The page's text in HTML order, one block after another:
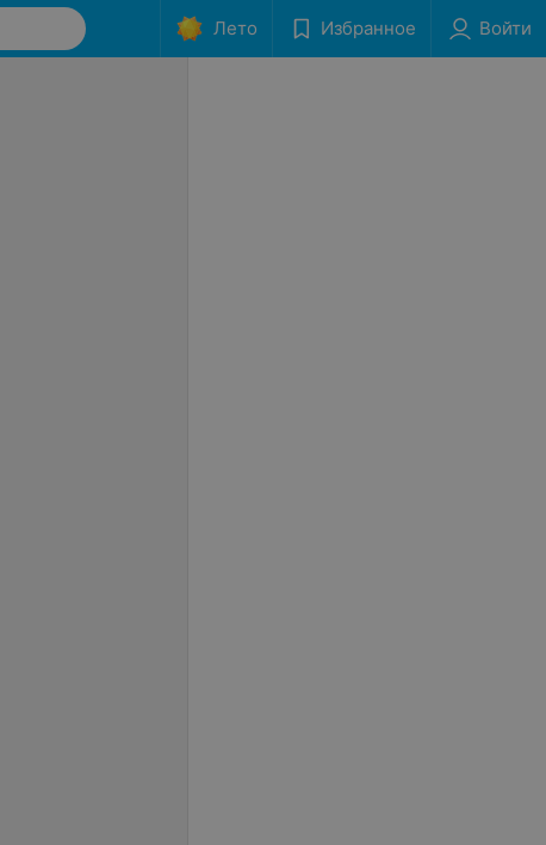
Лето Избранное Войти